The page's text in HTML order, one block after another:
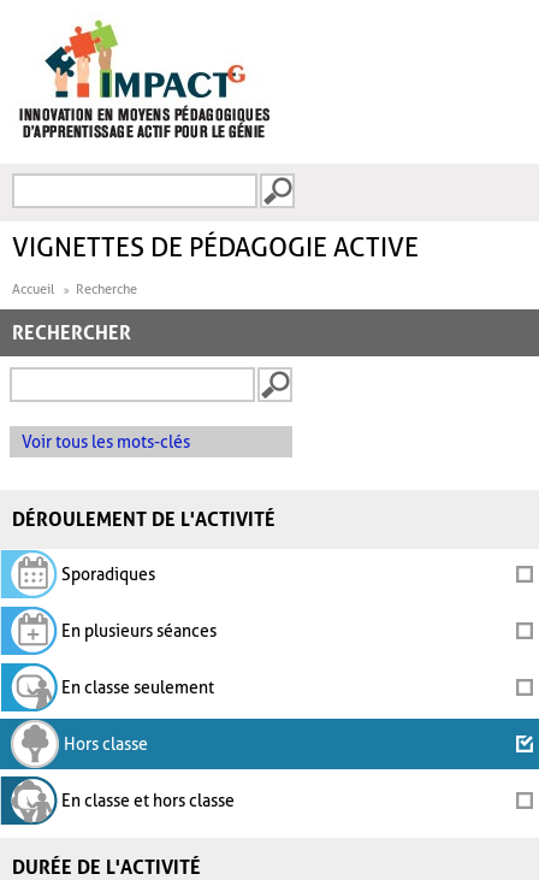
FORMULAIRE DE
VIGNETTES DE PÉDAGOGIE ACTIVE
Accueil Recherche
RECHERCHER
Voir tous les mots-clés
DÉROULEMENT DE L'ACTIVITÉ
Sporadiques
En plusieurs séances
En classe seulement
Hors classe
En classe et hors classe
DURÉE DE L'ACTIVITÉ